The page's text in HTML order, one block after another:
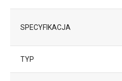
SPECYFIKACJA
TYP